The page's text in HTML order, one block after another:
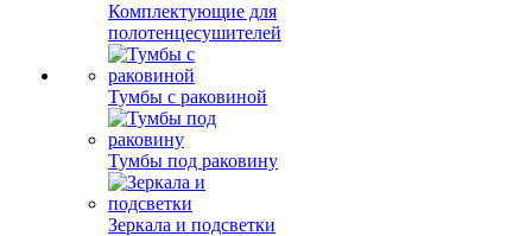
Комплектующие для
полотенцесушителей
Тумбы с раковиной
Тумбы под раковину
Зеркала и подсветки